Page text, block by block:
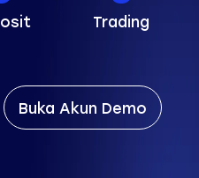
Trading
Buka Akun Demo